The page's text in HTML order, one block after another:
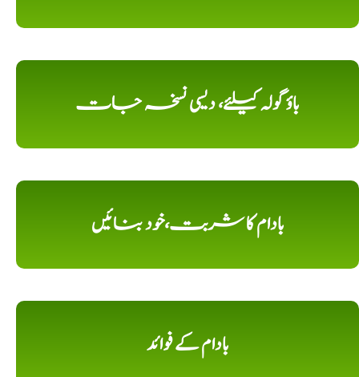
باؤ گولہ کیلئے، دیسی نسخہ جات
بادام کا شربت،خود بنائیں
بادام کے فوائد